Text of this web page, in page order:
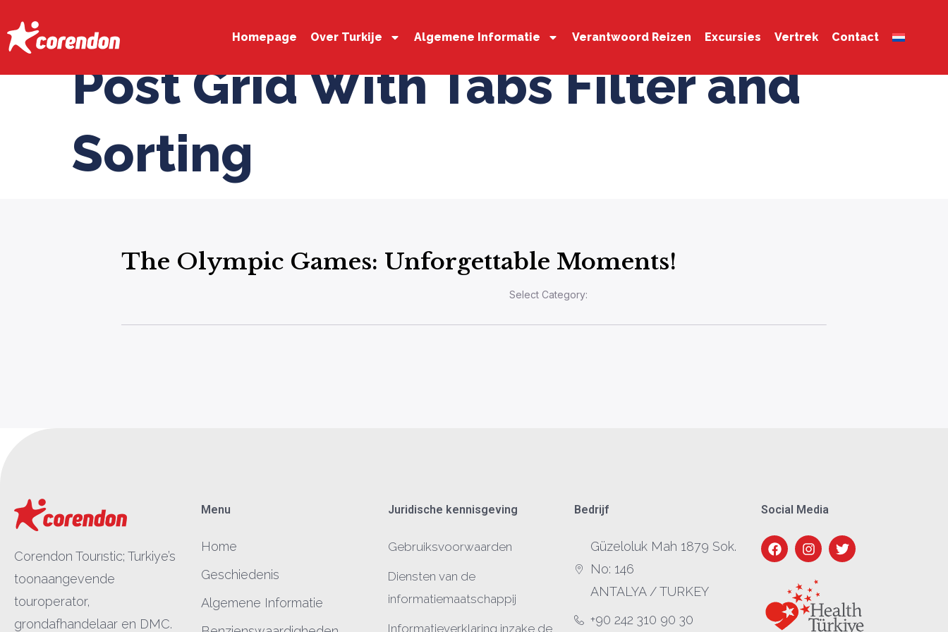
Homepage Over Turkije Algemene Informatie Verantwoord Reizen Excursies Vertrek Contact
Post Grid With Tabs Filter and
Sorting
The Olympic Games: Unforgettable Moments!
Select Category:
Corendon Tourıstic; Turkiye’s
toonaangevende
touroperator,
grondafhandelaar en DMC.
Menu
Home
Geschiedenis
Algemene Informatie
Juridische kennisgeving
Gebruiksvoorwaarden
Diensten van de
informatiemaatschappij
Informatieverklaring inzake de
Bedrijf
Güzeloluk Mah 1879 Sok.
No: 146
ANTALYA / TURKEY
+90 242 310 90 30
Social Media